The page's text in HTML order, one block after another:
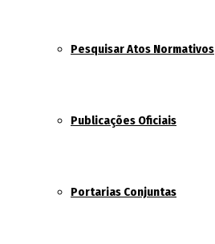
Pesquisar Atos Normativos
Publicações Oficiais
Portarias Conjuntas